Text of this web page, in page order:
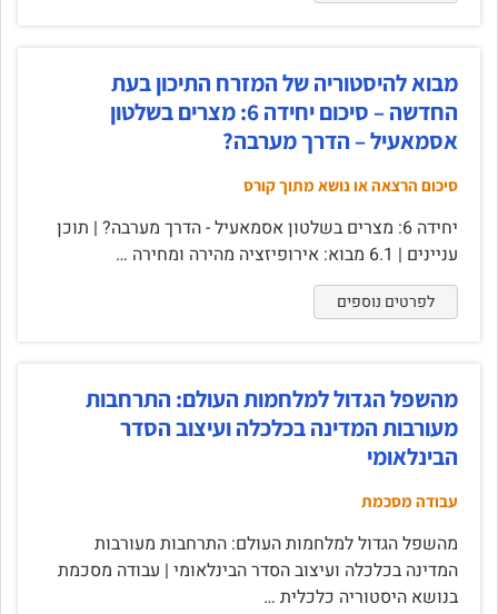
מבוא להיסטוריה של המזרח התיכון בעת
החדשה – סיכום יחידה 6: מצרים בשלטון
אסמאעיל – הדרך מערבה?
סיכום הרצאה או נושא מתוך קורס
יחידה 6: מצרים בשלטון אסמאעיל - הדרך מערבה? | תוכן
עניינים | 6.1 מבוא: אירופיזציה מהירה ומחירה …
לפרטים נוספים
מהשפל הגדול למלחמות העולם: התרחבות
מעורבות המדינה בכלכלה ועיצוב הסדר
הבינלאומי
עבודה מסכמת
מהשפל הגדול למלחמות העולם: התרחבות מעורבות
המדינה בכלכלה ועיצוב הסדר הבינלאומי | עבודה מסכמת
בנושא היסטוריה כלכלית …